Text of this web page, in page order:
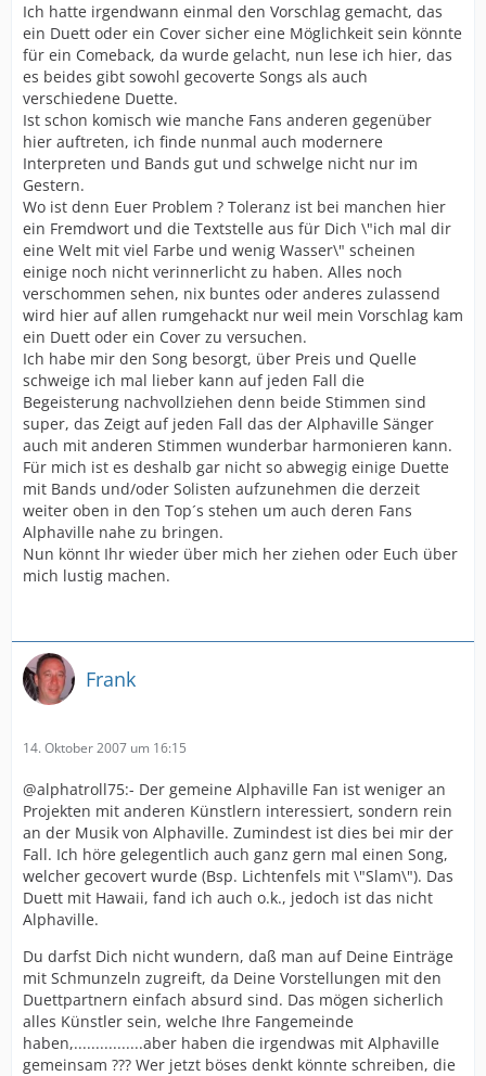
Ich hatte irgendwann einmal den Vorschlag gemacht, das
ein Duett oder ein Cover sicher eine Möglichkeit sein könnte
für ein Comeback, da wurde gelacht, nun lese ich hier, das
es beides gibt sowohl gecoverte Songs als auch
verschiedene Duette.
Ist schon komisch wie manche Fans anderen gegenüber
hier auftreten, ich finde nunmal auch modernere
Interpreten und Bands gut und schwelge nicht nur im
Gestern.
Wo ist denn Euer Problem ? Toleranz ist bei manchen hier
ein Fremdwort und die Textstelle aus für Dich \"ich mal dir
eine Welt mit viel Farbe und wenig Wasser\" scheinen
einige noch nicht verinnerlicht zu haben. Alles noch
verschommen sehen, nix buntes oder anderes zulassend
wird hier auf allen rumgehackt nur weil mein Vorschlag kam
ein Duett oder ein Cover zu versuchen.
Ich habe mir den Song besorgt, über Preis und Quelle
schweige ich mal lieber kann auf jeden Fall die
Begeisterung nachvollziehen denn beide Stimmen sind
super, das Zeigt auf jeden Fall das der Alphaville Sänger
auch mit anderen Stimmen wunderbar harmonieren kann.
Für mich ist es deshalb gar nicht so abwegig einige Duette
mit Bands und/oder Solisten aufzunehmen die derzeit
weiter oben in den Top´s stehen um auch deren Fans
Alphaville nahe zu bringen.
Nun könnt Ihr wieder über mich her ziehen oder Euch über
mich lustig machen.
Frank
14. Oktober 2007 um 16:15
@alphatroll75:- Der gemeine Alphaville Fan ist weniger an
Projekten mit anderen Künstlern interessiert, sondern rein
an der Musik von Alphaville. Zumindest ist dies bei mir der
Fall. Ich höre gelegentlich auch ganz gern mal einen Song,
welcher gecovert wurde (Bsp. Lichtenfels mit \"Slam\"). Das
Duett mit Hawaii, fand ich auch o.k., jedoch ist das nicht
Alphaville.
Du darfst Dich nicht wundern, daß man auf Deine Einträge
mit Schmunzeln zugreift, da Deine Vorstellungen mit den
Duettpartnern einfach absurd sind. Das mögen sicherlich
alles Künstler sein, welche Ihre Fangemeinde
haben,................aber haben die irgendwas mit Alphaville
gemeinsam ??? Wer jetzt böses denkt könnte schreiben, die